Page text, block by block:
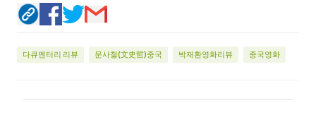
다큐멘터리 리뷰 문사철(文史哲)중국 박재환영화리뷰 중국영화